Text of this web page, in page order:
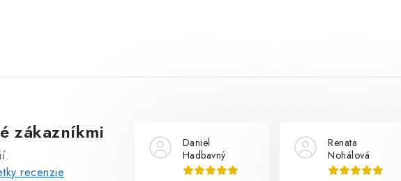
zákazníkmi
recenzie
Daniel
Hadbavný
Renata
Nohálová